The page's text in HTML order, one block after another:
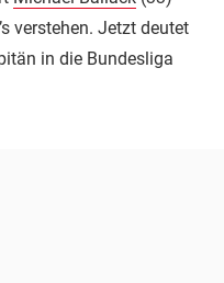
verstehen. Jetzt deutet
in die Bundesliga